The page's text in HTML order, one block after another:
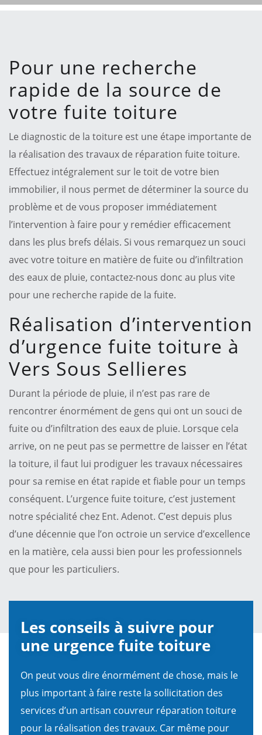
Pour une recherche
rapide de la source de
votre fuite toiture
Le diagnostic de la toiture est une étape importante de
la réalisation des travaux de réparation fuite toiture.
Effectuez intégralement sur le toit de votre bien
immobilier, il nous permet de déterminer la source du
problème et de vous proposer immédiatement
l’intervention à faire pour y remédier efficacement
dans les plus brefs délais. Si vous remarquez un souci
avec votre toiture en matière de fuite ou d’infiltration
des eaux de pluie, contactez-nous donc au plus vite
pour une recherche rapide de la fuite.
Réalisation d’intervention
d’urgence fuite toiture à
Vers Sous Sellieres
Durant la période de pluie, il n’est pas rare de
rencontrer énormément de gens qui ont un souci de
fuite ou d’infiltration des eaux de pluie. Lorsque cela
arrive, on ne peut pas se permettre de laisser en l’état
la toiture, il faut lui prodiguer les travaux nécessaires
pour sa remise en état rapide et fiable pour un temps
conséquent. L’urgence fuite toiture, c’est justement
notre spécialité chez Ent. Adenot. C’est depuis plus
d’une décennie que l’on octroie un service d’excellence
en la matière, cela aussi bien pour les professionnels
que pour les particuliers.
Les conseils à suivre pour
une urgence fuite toiture
On peut vous dire énormément de chose, mais le
plus important à faire reste la sollicitation des
services d’un artisan couvreur réparation toiture
pour la réalisation des travaux. Car même pour